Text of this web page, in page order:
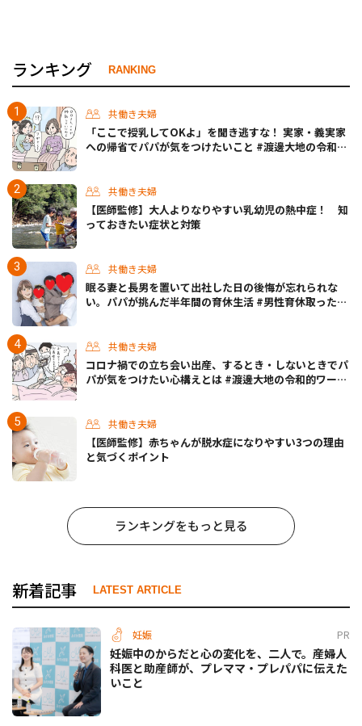
ランキング RANKING
共働き夫婦
「ここで授乳してOKよ」を聞き逃すな！ 実家・義実家
への帰省でパパが気をつけたいこと #渡邊大地の令和的
共働き夫婦
【医師監修】大人よりなりやすい乳幼児の熱中症！ 知
っておきたい症状と対策
共働き夫婦
眠る妻と長男を置いて出社した日の後悔が忘れられな
い。パパが挑んだ半年間の育休生活 #男性育休取ったら
共働き夫婦
コロナ禍での立ち会い出産、するとき・しないときでパ
パが気をつけたい心構えとは #渡邊大地の令和的ワーパ
共働き夫婦
【医師監修】赤ちゃんが脱水症になりやすい3つの理由
と気づくポイント
ランキングをもっと見る
新着記事 LATEST ARTICLE
妊娠 PR
妊娠中のからだと心の変化を、二人で。産婦人
科医と助産師が、プレママ・プレパパに伝えた
いこと